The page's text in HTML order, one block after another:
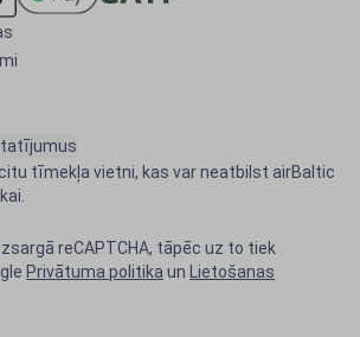
tīmekļa vietni, kas var neatbilst airBaltic
reCAPTCHA, tāpēc uz to tiek
Privātuma politika un
Lietošanas